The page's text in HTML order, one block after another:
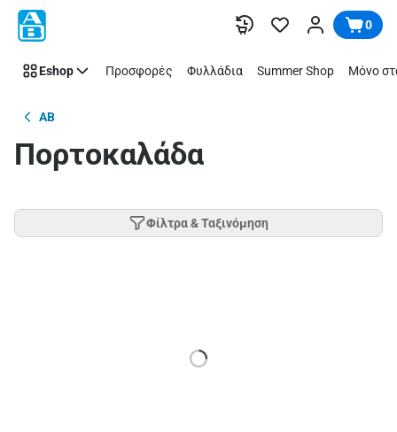
Παράλειψη 0
Eshop Προσφορές Φυλλάδια Summer Shop Μόνο
AB
Πορτοκαλάδα
Φίλτρα & Ταξινόμηση